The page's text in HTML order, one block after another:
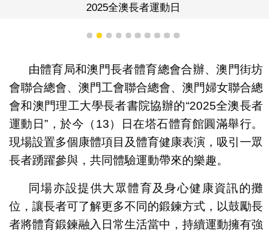
2025全澳長者運動日
1 2 3 4 5 6 7 8 9 10
由體育局和澳門長者體育總會合辦、澳門街坊
會聯合總會、澳門工會聯合總會、澳門婦女聯合總
會和澳門理工大學長者書院協辦的“2025全澳長者
運動日”，於今（13）日在塔石體育館圓滿舉行。
現場設置多個康體項目及體育健康表演，吸引一眾
長者踴躍參與，共同體驗運動帶來的樂趣。
同場亦設提供大眾體育及身心健康資訊的攤
位，讓長者可了解更多不同的鍛鍊方式，以鼓勵長
者將體育鍛鍊融入日常生活當中，持續運動擁有強